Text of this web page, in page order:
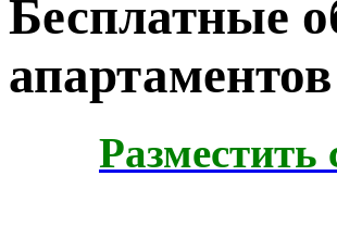
Бесплатные
апартаментов
Разместить